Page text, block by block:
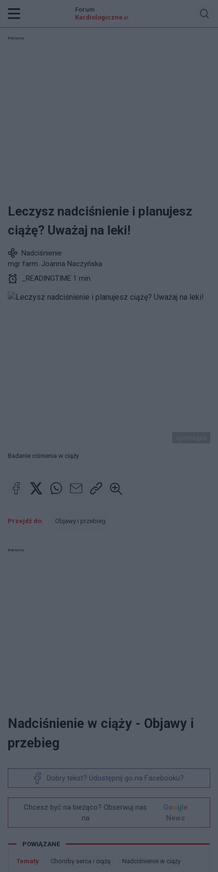
Forum
Kardiologiczne .pl
Reklama:
Leczysz nadciśnienie i planujesz
ciążę? Uważaj na leki!
Nadciśnienie
mgr farm. Joanna Naczyńska
_READINGTIME 1 min.
Badanie ciśnienia w ciąży
Przejdź do: Objawy i przebieg
Reklama:
Nadciśnienie w ciąży - Objawy i
przebieg
Dobry tekst? Udostępnij go na Facebooku?
Chcesz być na bieżąco? Obserwuj nas
na
Google
News
POWIĄZANE
Tematy Choroby serca i ciążą Nadciśnienie w ciąży